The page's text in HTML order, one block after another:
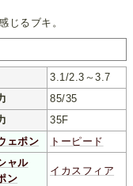
じるブキ。
3.1/2.3～3.7
85/35
35F
ェポン
トーピード
ャル
ン
イカスフィア